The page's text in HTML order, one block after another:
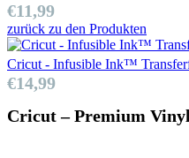
€11,99
zurück zu den Produkten
Cricut - Infusible Ink™
€14,99
Cricut – Premium